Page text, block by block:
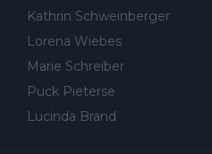
Kathrin Schweinberger
Lorena Wiebes
Marie Schreiber
Puck Pieterse
Lucinda Brand